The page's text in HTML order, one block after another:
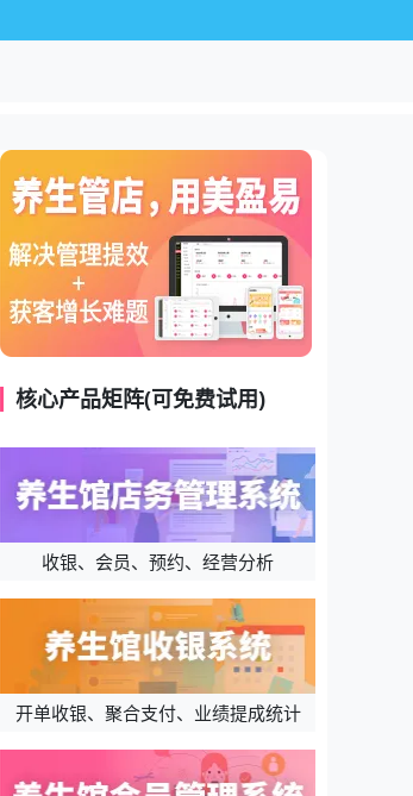
核心产品矩阵(可免费试用)
收银、会员、预约、经营分析
开单收银、聚合支付、业绩提成统计